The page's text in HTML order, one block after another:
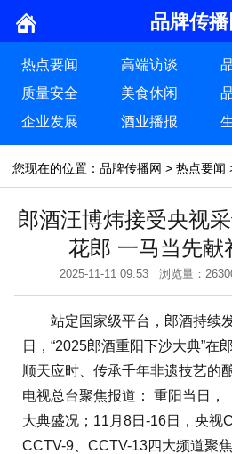
品牌传播
热点要闻 高端访谈
质量安全
美食休闲
企业发展
酒业播报
您现在的位置： 品牌传播网 > 热点要闻
郎酒汪博炜接受央视
花郎 一马当先献
2025-11-11 09:53 浏览量：
站定国家级平台，郎酒持续
日，“2025郎酒重阳下沙大典”在
顺天应时、传承千年非遗技艺的
电视总台聚焦报道： 重阳当日，
大典盛况；11月8日-16日，央视
CCTV-9、CCTV-13四大频道聚